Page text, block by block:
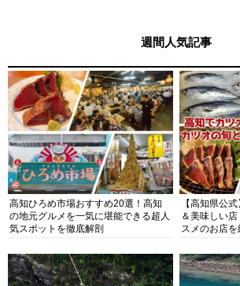
週間人気記事
高知ひろめ市場おすすめ20選！高知
の地元グルメを一気に堪能できる超人
気スポットを徹底解剖
【高知県公
＆美味しい
スメのお店を